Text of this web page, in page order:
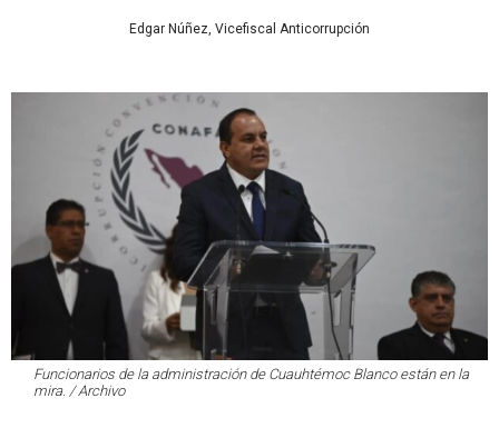
Edgar Núñez, Vicefiscal Anticorrupción
Funcionarios de la administración de Cuauhtémoc Blanco están en la
mira. / Archivo